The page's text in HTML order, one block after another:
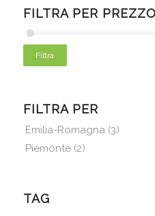
FILTRA PER PREZZO
Filtra
FILTRA PER
Emilia-Romagna (3)
Piemonte (2)
TAG